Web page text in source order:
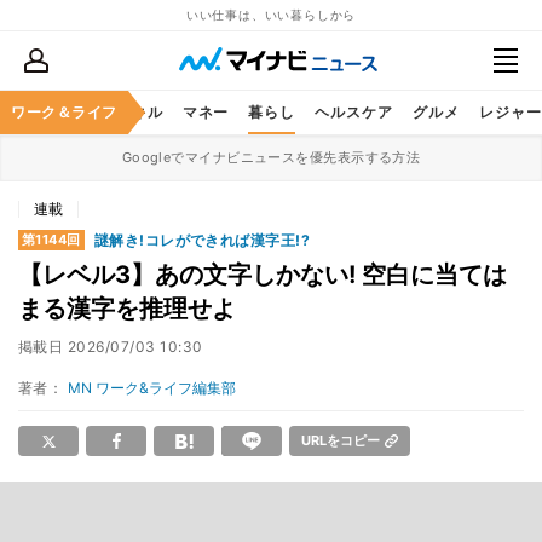
いい仕事は、いい暮らしから
ワーク＆ライフ
ア ビジネススキル マネー 暮らし ヘルスケア グルメ レジャー
Googleでマイナビニュースを優先表示する方法
連載
第1144回 謎解き!コレができれば漢字王!?
【レベル3】あの文字しかない! 空白に当ては
まる漢字を推理せよ
掲載日 2026/07/03 10:30
著者： MN ワーク&ライフ編集部
URLをコピー